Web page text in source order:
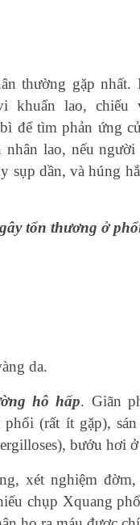
thường gặp nhất.
khuẩn lao, chiếu
để tìm phản ứng
lao, nếu người
sụp dần, và húng
tổn thương ở
da.
hô hấp. Giãn
(rất ít gặp),
bướu hơi
xét nghiệm đờm,
chụp Xquang